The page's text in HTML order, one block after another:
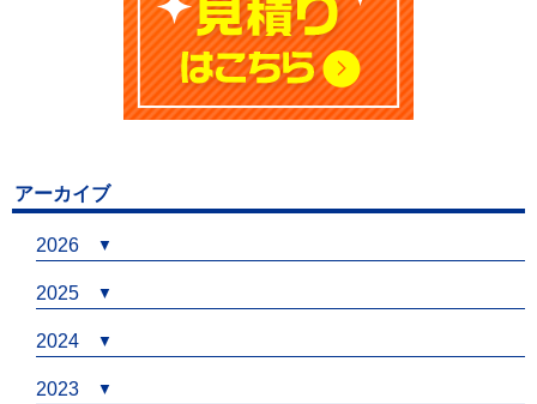
アーカイブ
2026
2025
2024
2023